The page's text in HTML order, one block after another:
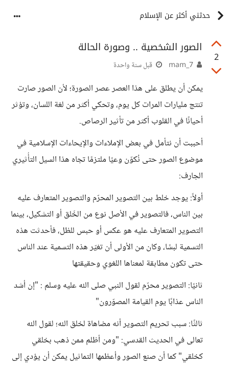
حدثني أكثر عن الإسلام
2
الصور الشخصية .. وصورة الحالة
قبل سنة واحدة
يمكن أن يطلق على هذا العصر عصر الصورة؛ لأن الصور صارت
تنتج مليارات المرات كل يوم، وتحكي أكثر من لغة اللسان، وتؤثر
أحيانًا في القلوب أكثر من تأثير الرصاص.
أحببت أن نتأمل في بعض الإملاءات والإيحاءات الإسلامية في
موضوع الصور حتى نُكوّن وعيًا ملتزمًا تجاه هذا السيل التأُثيري
الجارف:
أولاً: يوجد خلط بين التصوير المحرّم والتصوير المتعارف عليه
بين الناس، فالتصوير في الأصل نوع من الخَلق أو التشكيل، بينما
التصوير المتعارف عليه هو عكس أو حبس للظل، فأحدثت هذه
التسمية لبسًا، وكان من الأولى أن تغيّر هذه التسمية عند الناس
حتى تكون مطابقة لمعناها اللغوي وحقيقتها
ثانيًا: التصوير محرّم لقول النبي صلى الله عليه وسلم : "إن أشد
الناس عذابًا يوم القيامة المصوّرون"
ثالثًا: سبب تحريم التصوير أنه مضاهاة لخلق الله؛ لقول الله
تعالى في الحديث القدسي: "ومن أظلم ممن ذهب بخلقي
كخلقي" كما أن صنع الصور وأعظمها التماثيل يمكن أن يؤدي إلى